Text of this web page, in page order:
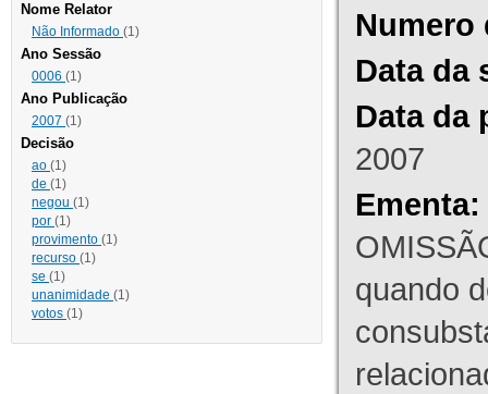
Nome Relator
Não Informado (1)
Ano Sessão
0006 (1)
Ano Publicação
2007 (1)
Decisão
ao (1)
de (1)
negou (1)
por (1)
provimento (1)
recurso (1)
se (1)
unanimidade (1)
votos (1)
Numero
Data da
Data da
2007
Ementa:
quando